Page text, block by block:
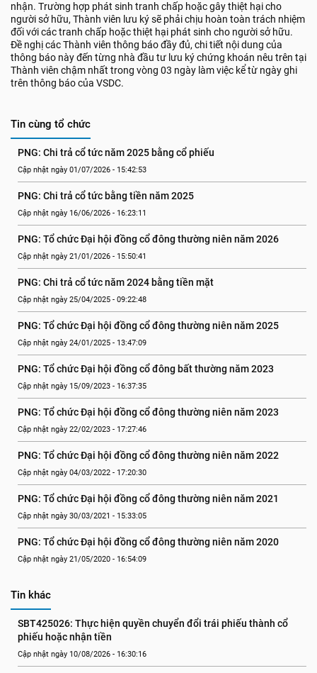
nhận. Trường hợp phát sinh tranh chấp hoặc gây thiệt hại cho
người sở hữu, Thành viên lưu ký sẽ phải chịu hoàn toàn trách nhiệm
đối với các tranh chấp hoặc thiệt hại phát sinh cho người sở hữu.
Đề nghị các Thành viên thông báo đầy đủ, chi tiết nội dung của
thông báo này đến từng nhà đầu tư lưu ký chứng khoán nêu trên tại
Thành viên chậm nhất trong vòng 03 ngày làm việc kể từ ngày ghi
trên thông báo của VSDC.
Tin cùng tổ chức
PNG: Chi trả cổ tức năm 2025 bằng cổ phiếu
Cập nhật ngày 01/07/2026 - 15:42:53
PNG: Chi trả cổ tức bằng tiền năm 2025
Cập nhật ngày 16/06/2026 - 16:23:11
PNG: Tổ chức Đại hội đồng cổ đông thường niên năm 2026
Cập nhật ngày 21/01/2026 - 15:50:41
PNG: Chi trả cổ tức năm 2024 bằng tiền mặt
Cập nhật ngày 25/04/2025 - 09:22:48
PNG: Tổ chức Đại hội đồng cổ đông thường niên năm 2025
Cập nhật ngày 24/01/2025 - 13:47:09
PNG: Tổ chức Đại hội đồng cổ đông bất thường năm 2023
Cập nhật ngày 15/09/2023 - 16:37:35
PNG: Tổ chức Đại hội đồng cổ đông thường niên năm 2023
Cập nhật ngày 22/02/2023 - 17:27:46
PNG: Tổ chức Đại hội đồng cổ đông thường niên năm 2022
Cập nhật ngày 04/03/2022 - 17:20:30
PNG: Tổ chức Đại hội đồng cổ đông thường niên năm 2021
Cập nhật ngày 30/03/2021 - 15:33:05
PNG: Tổ chức Đại hội đồng cổ đông thường niên năm 2020
Cập nhật ngày 21/05/2020 - 16:54:09
Tin khác
SBT425026: Thực hiện quyền chuyển đổi trái phiếu thành cổ
phiếu hoặc nhận tiền
Cập nhật ngày 10/08/2026 - 16:30:16